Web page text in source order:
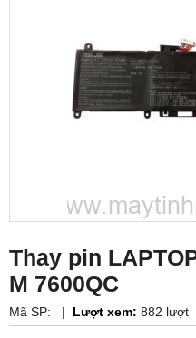
Thay pin
M 7600QC
Mã SP: | Lượt xem: 882 lượt